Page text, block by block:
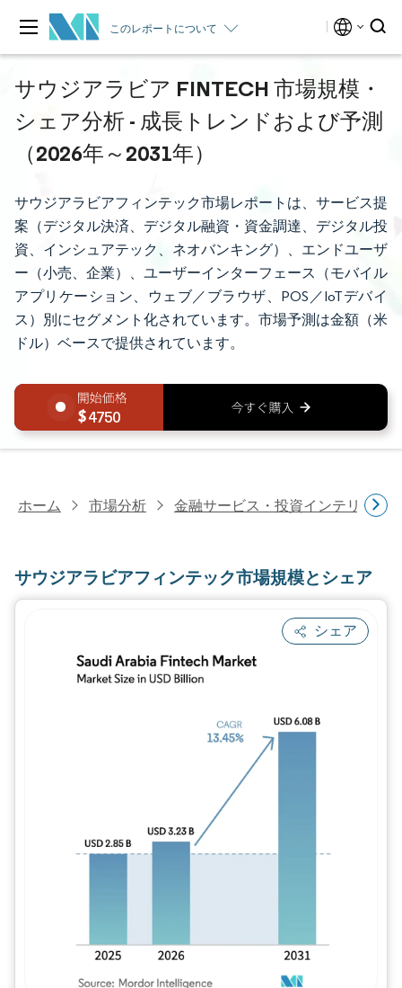
このレポートについて
サウジアラビア FINTECH 市場規模・
シェア分析 - 成長トレンドおよび予測
（2026年～2031年）
サウジアラビアフィンテック市場レポートは、サービス提
案（デジタル決済、デジタル融資・資金調達、デジタル投
資、インシュアテック、ネオバンキング）、エンドユーザ
ー（小売、企業）、ユーザーインターフェース（モバイル
アプリケーション、ウェブ／ブラウザ、POS／IoTデバイ
ス）別にセグメント化されています。市場予測は金額（米
ドル）ベースで提供されています。
4750
ホーム 市場分析 金融サービス・投資インテリジェ
サウジアラビアフィンテック市場規模とシェア
シェア
画像 © Mordor Intelligence。再利用には